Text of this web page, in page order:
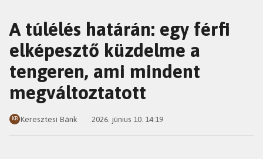
A túlélés határán: egy férfi
elképesztő küzdelme a
tengeren, ami mindent
megváltoztatott
KB Keresztesi Bánk 2026. június 10. 14:19